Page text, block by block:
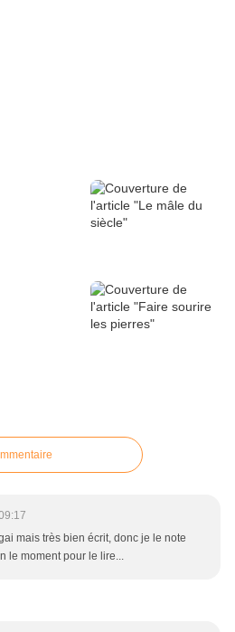
mais très bien écrit, donc je le note
le moment pour le lire...